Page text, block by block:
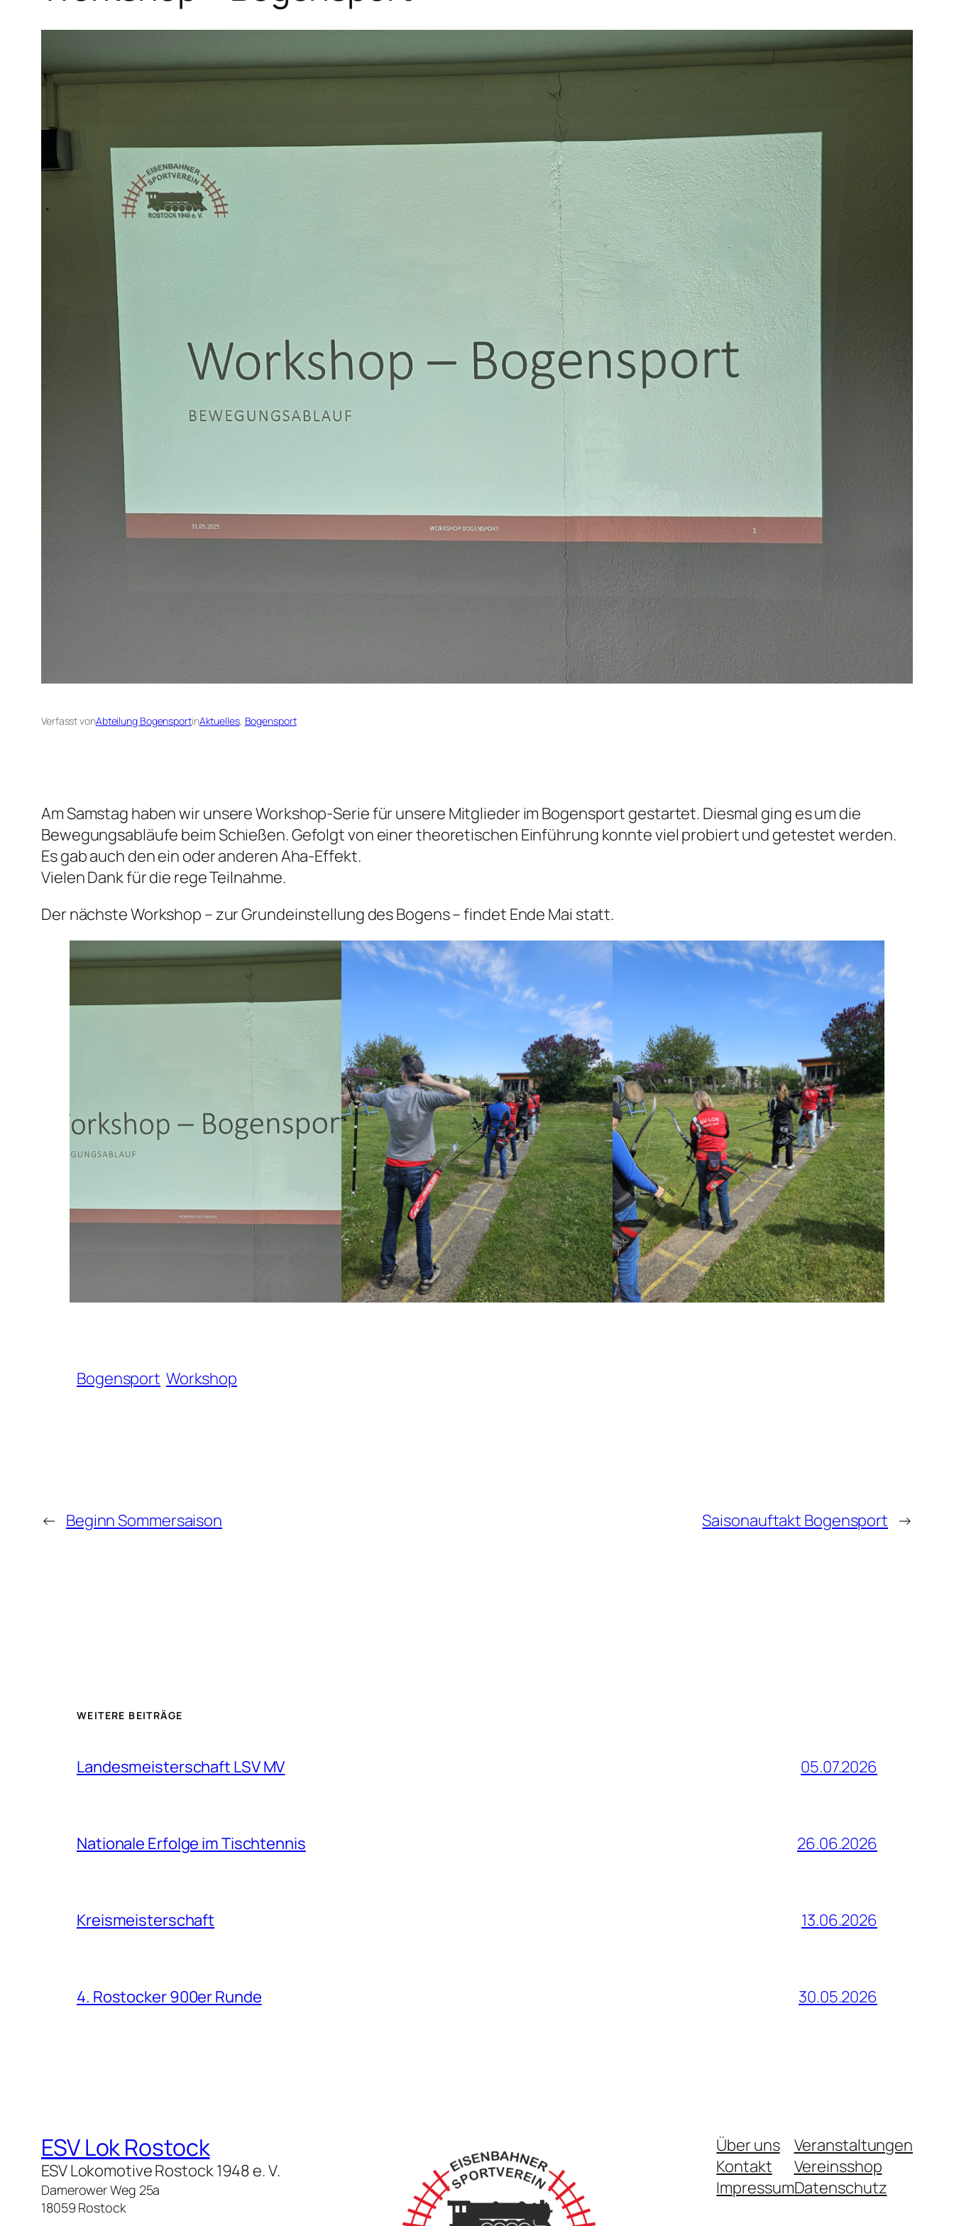
Verfasst vonAbteilung BogensportinAktuelles, Bogensport
Am Samstag haben wir unsere Workshop-Serie für unsere Mitglieder im Bogensport gestartet. Diesmal ging es um die
Bewegungsabläufe beim Schießen. Gefolgt von einer theoretischen Einführung konnte viel probiert und getestet werden.
Es gab auch den ein oder anderen Aha-Effekt.
Vielen Dank für die rege Teilnahme.
Der nächste Workshop – zur Grundeinstellung des Bogens – findet Ende Mai statt.
Bogensport Workshop
← Beginn Sommersaison Saisonauftakt Bogensport →
WEITERE BEITRÄGE
Landesmeisterschaft LSV MV 05.07.2026
Nationale Erfolge im Tischtennis 26.06.2026
Kreismeisterschaft 13.06.2026
4. Rostocker 900er Runde 30.05.2026
ESV Lok Rostock
ESV Lokomotive Rostock 1948 e. V.
Damerower Weg 25a
18059 Rostock
Über uns
Kontakt
Impressum
Veranstaltungen
Vereinsshop
Datenschutz­